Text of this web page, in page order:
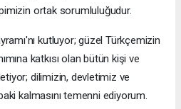
ortak sorumluluğudur.
kutluyor; güzel Türkçemizin
katkısı olan bütün kişi ve
dilimizin, devletimiz ve
kalmasını temenni ediyorum.